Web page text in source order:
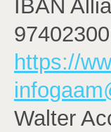
IBAN
https://
Walter